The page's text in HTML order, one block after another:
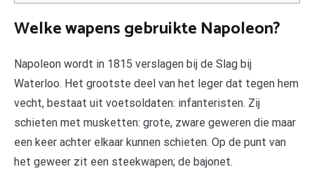
Welke wapens gebruikte Napoleon?
Napoleon wordt in 1815 verslagen bij de Slag bij
Waterloo. Het grootste deel van het leger dat tegen hem
vecht, bestaat uit voetsoldaten: infanteristen. Zij
schieten met musketten: grote, zware geweren die maar
een keer achter elkaar kunnen schieten. Op de punt van
het geweer zit een steekwapen; de bajonet.